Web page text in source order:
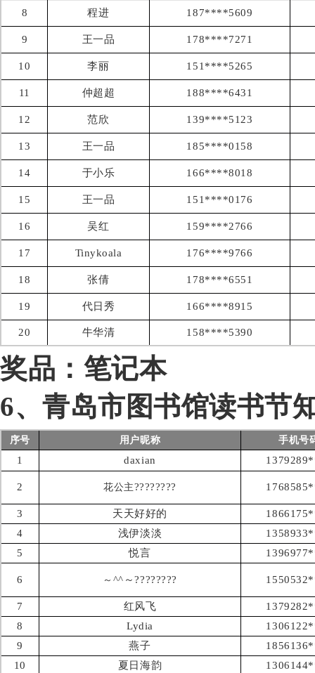
8 程进 187****5609
9 王一品 178****7271
10 李丽 151****5265
11 仲超超 188****6431
12 范欣 139****5123
13 王一品 185****0158
14 于小乐 166****8018
15 王一品 151****0176
16 吴红 159****2766
17 Tinykoala 176****9766
18 张倩 178****6551
19 代日秀 166****8915
20 牛华清 158****5390
奖品：笔记本
6、青岛市图书馆读书
序号 用户昵称 手机号
1 daxian
2 花公主????????
3 天天好好的
4
浅伊淡淡
5
悦言
6 ～ ^^～????????
7 红风飞
8
Lydia
9
燕子
10
夏日海韵